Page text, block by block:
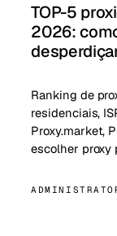
TOP-5
2026:
Ranking de
residenciais,
Proxy.market,
escolher proxy